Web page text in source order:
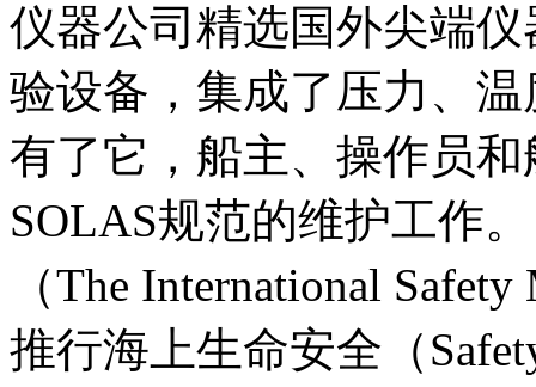
仪器公司精选国外尖端
验设备，集成了压力、
有了它，船主、操作员
SOLAS规范的维护工作
（The International
推行海上生命安全（